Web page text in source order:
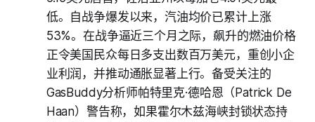
低。自战争爆发以来，汽油均价已累计上涨
53%。在战争逼近三个月之际，飙升的燃油价格
正令美国民众每日多支出数百万美元，重创小企
业利润，并推动通胀显著上行。备受关注的
GasBuddy分析师帕特里克·德哈恩（Patrick De
Haan）警告称，如果霍尔木兹海峡封锁状态持